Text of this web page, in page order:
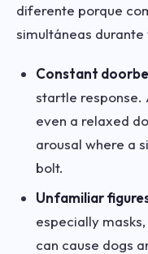
diferente porque
simultáneas durante
Constant
startle response.
even a relaxed
arousal where a
bolt.
Unfamiliar
especially
can cause dogs